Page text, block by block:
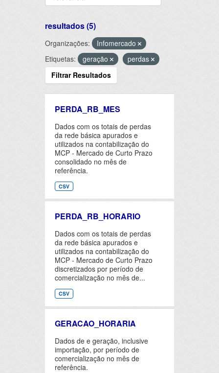
resultados (5)
Organizações:
Infomercado
Etiquetas:
geração
perdas
Filtrar Resultados
PERDA_RB_MES
Dados com os totais de perdas
da rede básica apurados e
utilizados na contabilização do
MCP - Mercado de Curto Prazo
consolidado no mês de
referência.
CSV
PERDA_RB_HORARIO
Dados com os totais de perdas
da rede básica apurados e
utilizados na contabilização do
MCP - Mercado de Curto Prazo
discretizados por período de
comercialização no mês de...
CSV
GERACAO_HORARIA
Dados de e geração, inclusive
importação, por período de
comercialização no mês de
referência.